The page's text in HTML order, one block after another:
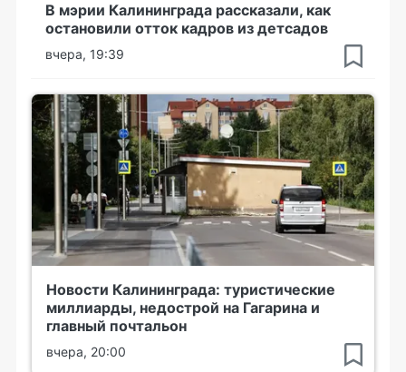
В мэрии Калининграда рассказали, как
остановили отток кадров из детсадов
вчера, 19:39
Новости Калининграда: туристические
миллиарды, недострой на Гагарина и
главный почтальон
вчера, 20:00